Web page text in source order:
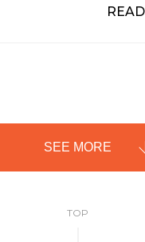
SEE MORE
TOP